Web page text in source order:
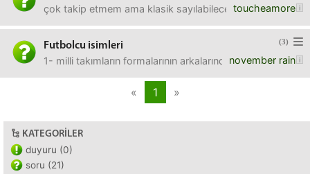
toucheamore
çok takip etmem ama klasik sayılabilecek birkaç
(3)
Futbolcu isimleri
november rain
1- milli takımların formalarının arkalarında neden artık
« 1 »
KATEGORILER
duyuru (0)
soru (21)